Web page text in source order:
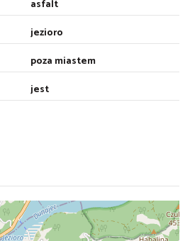
asfalt
jezioro
poza miastem
jest